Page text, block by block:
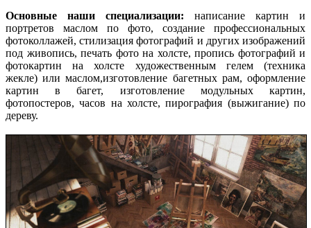
Основные наши специализации: написание картин и
портретов маслом по фото, создание профессиональных
фотоколлажей, стилизация фотографий и других изображений
под живопись, печать фото на холсте, пропись фотографий и
фотокартин на холсте художественным гелем (техника
жекле) или маслом,изготовление багетных рам, оформление
картин в багет, изготовление модульных картин,
фотопостеров, часов на холсте, пирография (выжигание) по
дереву.